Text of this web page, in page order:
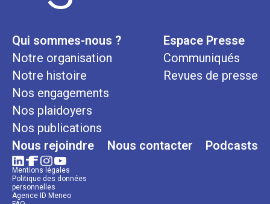
Qui sommes-nous ?
Notre organisation
Notre histoire
Nos engagements
Nos plaidoyers
Nos publications
Espace Presse
Communiqués
Revues de presse
Nous rejoindre Nous contacter Podcasts
Mentions légales
Politique des données
personnelles
Agence ID Meneo